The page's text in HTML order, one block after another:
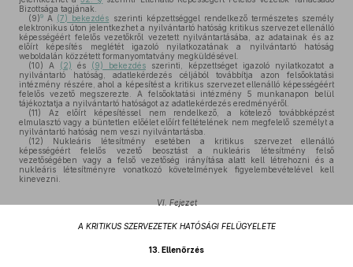
Bizottsága tagjának.
(9)9 A (7) bekezdés szerinti képzettséggel rendelkező természetes személy
elektronikus úton jelentkezhet a nyilvántartó hatóság kritikus szervezet ellenálló
képességéért felelős vezetőkről vezetett nyilvántartásába, az adatainak és az
előírt képesítés meglétét igazoló nyilatkozatának a nyilvántartó hatóság
weboldalán közzétett formanyomtatvány megküldésével.
(10) A (2) és (9) bekezdés szerinti, képzettséget igazoló nyilatkozatot a
nyilvántartó hatóság, adatlekérdezés céljából továbbítja azon felsőoktatási
intézmény részére, ahol a képesítést a kritikus szervezet ellenálló képességéért
felelős vezető megszerezte. A felsőoktatási intézmény 5 munkanapon belül
tájékoztatja a nyilvántartó hatóságot az adatlekérdezés eredményéről.
(11) Az előírt képesítéssel nem rendelkező, a kötelező továbbképzést
elmulasztó vagy a büntetlen előélet előírt feltételének nem megfelelő személyt a
nyilvántartó hatóság nem veszi nyilvántartásba.
(12) Nukleáris létesítmény esetében a kritikus szervezet ellenálló
képességéért felelős vezető beosztást a nukleáris létesítmény felső
vezetőségében vagy a felső vezetőség irányítása alatt kell létrehozni és a
nukleáris létesítményre vonatkozó követelmények figyelembevételével kell
kinevezni.
VI. Fejezet
A KRITIKUS SZERVEZETEK HATÓSÁGI FELÜGYELETE
13. Ellenőrzés